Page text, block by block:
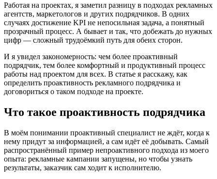
Работая на проектах, я заметил разницу в подходах рекламных
агентств, маркетологов и других подрядчиков. В одних
случаях достижение KPI не непосильная задача, а понятный
прозрачный процесс. А бывает и так, что добежать до нужных
цифр — сложный трудоёмкий путь для обеих сторон.
И я увидел закономерность: чем более проактивный
подрядчик, тем более комфортный и продуктивный процесс
работы над проектом для всех. В статье я расскажу, как
определить проактивность рекламного подрядчика и
договориться о таком подходе на проекте.
Что такое проактивность подрядчика
В моём понимании проактивный специалист не ждёт, когда к
нему придут за информацией, а сам идёт её добывать. Самый
распространённый пример непроактивного подхода из моего
опыта: рекламные кампании запущены, но чтобы узнать
результаты, заказчик сам ходит к исполнителю.